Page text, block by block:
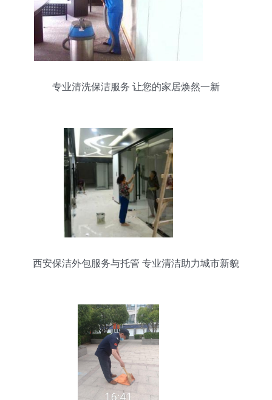
专业清洗保洁服务 让您的家居焕然一新
西安保洁外包服务与托管 专业清洁助力城市新貌